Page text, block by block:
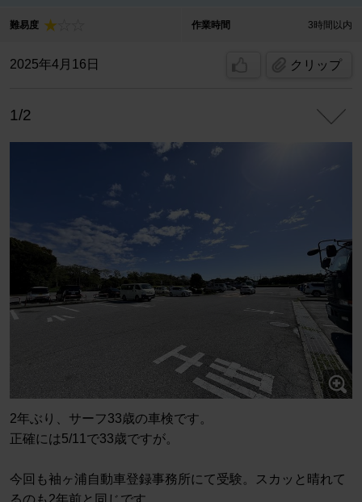
難易度 作業時間 3時間以内
2025年4月16日 クリップ
1/2
2年ぶり、サーフ33歳の車検です。
正確には5/11で33歳ですが。
今回も袖ヶ浦自動車登録事務所にて受験。スカッと晴れて